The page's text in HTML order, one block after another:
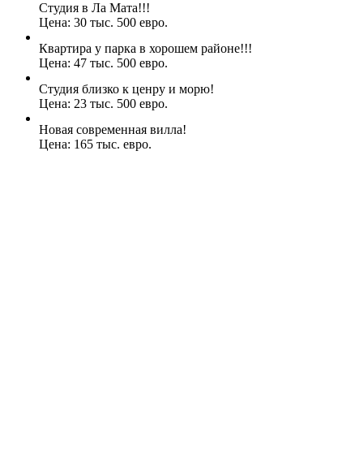
Студия в Ла Мата!!!
Цена: 30 тыс. 500 евро.
Квартира у парка в хорошем районе!!!
Цена: 47 тыс. 500 евро.
Студия близко к ценру и морю!
Цена: 23 тыс. 500 евро.
Новая современная вилла!
Цена: 165 тыс. евро.